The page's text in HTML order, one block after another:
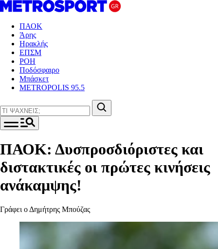
ΠΑΟΚ
Άρης
Ηρακλής
ΕΠΣΜ
ΡΟΗ
Ποδόσφαιρο
Μπάσκετ
METROPOLIS 95.5
ΠΑΟΚ: Δυσπροσδιόριστες και
διστακτικές οι πρώτες κινήσεις
ανάκαμψης!
Γράφει ο Δημήτρης Μπούζας